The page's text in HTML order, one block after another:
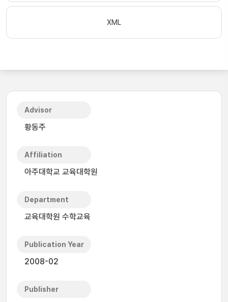
XML
Advisor
황동주
Affiliation
아주대학교 교육대학원
Department
교육대학원 수학교육
Publication Year
2008-02
Publisher